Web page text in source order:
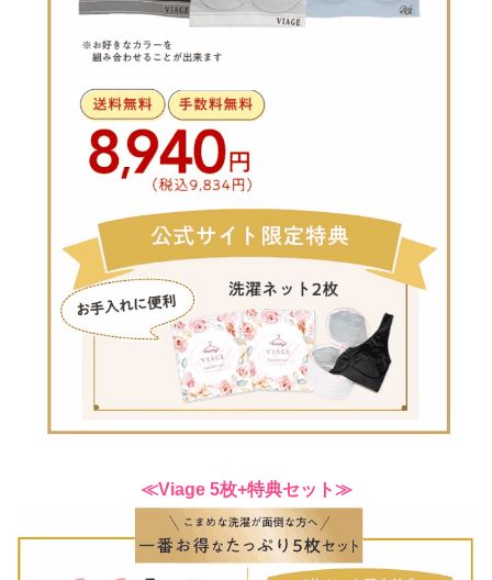
≪Viage 5枚+特典セット≫